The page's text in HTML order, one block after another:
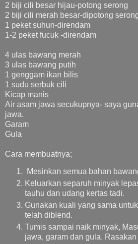
2 biji cili besar hijau-potong serong
2 biji cili merah besar-dipotong
1 peket suhun-direndam
1-2 peket fucuk -direndam
4 ulas bawang merah
3 ulas bawang putih
1 genggam ikan bilis
1 sudu serbuk cili
Kicap manis
Air asam jawa secukupnya- saya
jawa.
Garam
Gula
Cara membuatnya;
Mesinkan semua bahan
Keluarkan separuh minyak
tauhu dan udang kertas tadi.
Gunakan kuali yang sama
telah diblend.
Tumis sampai naik minyak,
jawa, garam dan gula.